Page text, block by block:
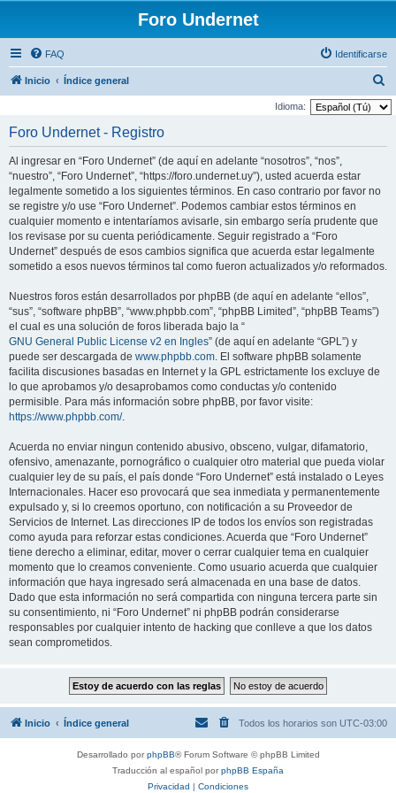
Foro Undernet
FAQ Identificarse
Inicio Índice general
u
Idioma:
Foro Undernet - Registro
Al ingresar en “Foro Undernet” (de aquí en adelante “nosotros”, “nos”,
“nuestro”, “Foro Undernet”, “https://foro.undernet.uy”), usted acuerda estar
legalmente sometido a los siguientes términos. En caso contrario por favor no
se registre y/o use “Foro Undernet”. Podemos cambiar estos términos en
cualquier momento e intentaríamos avisarle, sin embargo sería prudente que
los revisase por su cuenta periódicamente. Seguir registrado a “Foro
Undernet” después de esos cambios significa que acuerda estar legalmente
sometido a esos nuevos términos tal como fueron actualizados y/o reformados.
Nuestros foros están desarrollados por phpBB (de aquí en adelante “ellos”,
“sus”, “software phpBB”, “www.phpbb.com”, “phpBB Limited”, “phpBB Teams”)
el cual es una solución de foros liberada bajo la “
GNU General Public License v2 en Ingles” (de aquí en adelante “GPL”) y
puede ser descargada de www.phpbb.com. El software phpBB solamente
facilita discusiones basadas en Internet y la GPL estrictamente los excluye de
lo que aprobamos y/o desaprobamos como conductas y/o contenido
permisible. Para más información sobre phpBB, por favor visite:
https://www.phpbb.com/.
Acuerda no enviar ningun contenido abusivo, obsceno, vulgar, difamatorio,
ofensivo, amenazante, pornográfico o cualquier otro material que pueda violar
cualquier ley de su país, el país donde “Foro Undernet” está instalado o Leyes
Internacionales. Hacer eso provocará que sea inmediata y permanentemente
expulsado y, si lo creemos oportuno, con notificación a su Proveedor de
Servicios de Internet. Las direcciones IP de todos los envíos son registradas
como ayuda para reforzar estas condiciones. Acuerda que “Foro Undernet”
tiene derecho a eliminar, editar, mover o cerrar cualquier tema en cualquier
momento que lo creamos conveniente. Como usuario acuerda que cualquier
información que haya ingresado será almacenada en una base de datos.
Dado que esta información no será compartida con ninguna tercera parte sin
su consentimiento, ni “Foro Undernet” ni phpBB podrán considerarse
responsables por cualquier intento de hacking que conlleve a que los datos
sean comprometidos.
Inicio Índice general Todos los horarios son UTC-03:00
Desarrollado porphpBB® Forum Software © phpBB Limited
Traducción al español porphpBB España
Privacidad | Condiciones